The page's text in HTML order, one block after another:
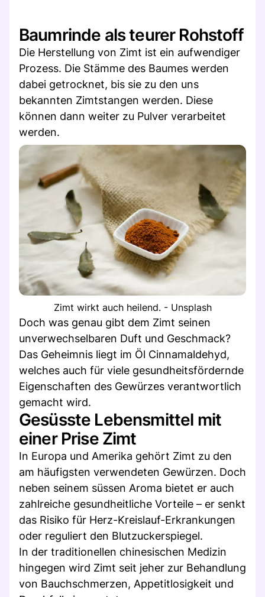
Baumrinde als teurer Rohstoff
Die Herstellung von Zimt ist ein aufwendiger
Prozess. Die Stämme des Baumes werden
dabei getrocknet, bis sie zu den uns
bekannten Zimtstangen werden. Diese
können dann weiter zu Pulver verarbeitet
werden.
Zimt wirkt auch heilend. - Unsplash
Doch was genau gibt dem Zimt seinen
unverwechselbaren Duft und Geschmack?
Das Geheimnis liegt im Öl Cinnamaldehyd,
welches auch für viele gesundheitsfördernde
Eigenschaften des Gewürzes verantwortlich
gemacht wird.
Gesüsste Lebensmittel mit
einer Prise Zimt
In Europa und Amerika gehört Zimt zu den
am häufigsten verwendeten Gewürzen. Doch
neben seinem süssen Aroma bietet er auch
zahlreiche gesundheitliche Vorteile – er senkt
das Risiko für Herz-Kreislauf-Erkrankungen
oder reguliert den Blutzuckerspiegel.
In der traditionellen chinesischen Medizin
hingegen wird Zimt seit jeher zur Behandlung
von Bauchschmerzen, Appetitlosigkeit und